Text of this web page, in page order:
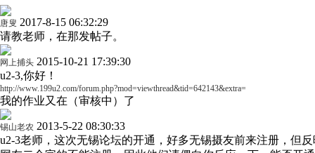
唐叟 2017-8-15 06:32:29
请教老师，在那发帖子。
网上捕头 2015-10-21 17:39:30
u2-3,你好！
http://www.199u2.com/forum.php?mod=viewthread&tid=642143&extra=
我的作业又在（审核中）了
锡山老农 2013-5-22 08:30:33
u2-3老师，这次无锡论坛的开通，好多无锡摄友前来注册，但反